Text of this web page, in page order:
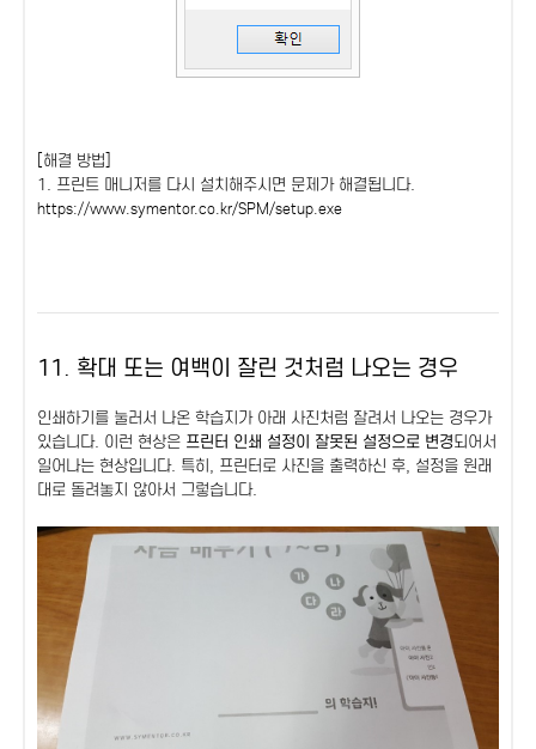
[해결 방법]
1. 프린트 매니저를 다시 설치해주시면 문제가 해결됩니다.
https://www.symentor.co.kr/SPM/setup.exe
11. 확대 또는 여백이 잘린 것처럼 나오는 경우
인쇄하기를 눌러서 나온 학습지가 아래 사진처럼 잘려서 나오는 경우가
있습니다. 이런 현상은 프린터 인쇄 설정이 잘못된 설정으로 변경되어서
일어나는 현상입니다. 특히, 프린터로 사진을 출력하신 후, 설정을 원래
대로 돌려놓지 않아서 그렇습니다.